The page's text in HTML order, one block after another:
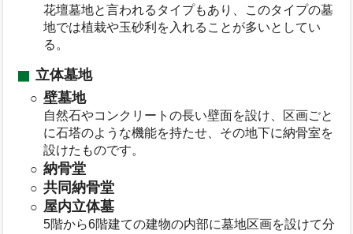
花壇墓地と言われるタイプもあり、このタイプの墓
地では植栽や玉砂利を入れることが多いとしてい
る。
立体墓地
壁墓地
自然石やコンクリートの長い壁面を設け、区画ごと
に石塔のような機能を持たせ、その地下に納骨室を
設けたものです。
納骨堂
共同納骨堂
屋内立体墓
5階から6階建ての建物の内部に墓地区画を設けて分